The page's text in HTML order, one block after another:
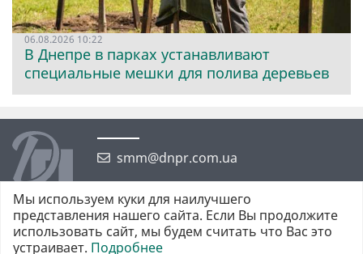
06.08.2026 10:22
В Днепре в парках устанавливают
специальные мешки для полива деревьев
smm@dnpr.com.ua
Мы используем куки для наилучшего
представления нашего сайта. Если Вы продолжите
использовать сайт, мы будем считать что Вас это
устраивает. Подробнее